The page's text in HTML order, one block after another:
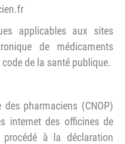
applicables aux sites
de médicaments
de la santé publique.
pharmaciens (CNOP)
internet des officines de
à la déclaration